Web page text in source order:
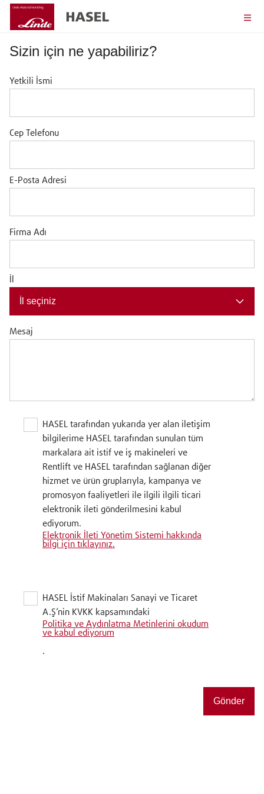
Sizin için ne yapabiliriz?
Yetkili İsmi
Cep Telefonu
E-Posta Adresi
Firma Adı
İl seçiniz
Mesaj
HASEL tarafından yukarıda yer alan iletişim
bilgilerime HASEL tarafından sunulan tüm
markalara ait istif ve iş makineleri ve
Rentlift ve HASEL tarafından sağlanan diğer
hizmet ve ürün gruplarıyla, kampanya ve
promosyon faaliyetleri ile ilgili ilgili ticari
elektronik ileti gönderilmesini kabul
ediyorum.
Elektronik İleti Yönetim Sistemi hakkında
bilgi için tıklayınız.
HASEL İstif Makinaları Sanayi ve Ticaret
A.Ş’nin KVKK kapsamındaki
Politika ve Aydınlatma Metinlerini okudum
ve kabul ediyorum
.
Gönder